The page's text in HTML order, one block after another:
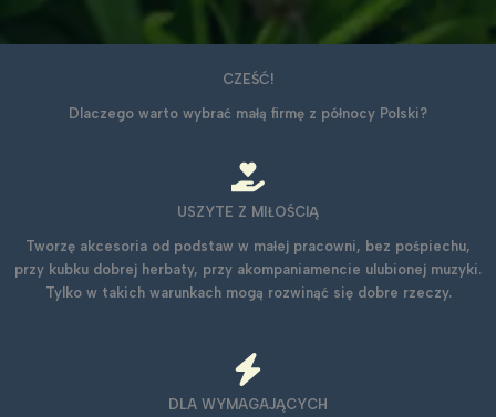
CZEŚĆ!​
Dlaczego warto wybrać małą firmę z północy Polski?
USZYTE Z MIŁOŚCIĄ
Tworzę akcesoria od podstaw w małej pracowni, bez pośpiechu,
przy kubku dobrej herbaty, przy akompaniamencie ulubionej muzyki.
Tylko w takich warunkach mogą rozwinąć się dobre rzeczy.
DLA WYMAGAJĄCYCH